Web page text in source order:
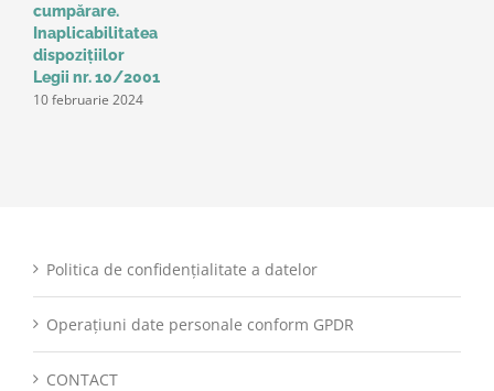
cumpărare.
Inaplicabilitatea
dispozițiilor
Legii nr. 10/2001
10 februarie 2024
Politica de confidențialitate a datelor
Operațiuni date personale conform GPDR
CONTACT